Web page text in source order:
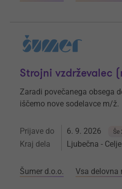
Strojni vzdrževalec
Zaradi povečanega obsega
iščemo nove sodelavce m/ž.
Prijave do 6. 9. 2026 Še
Kraj dela Ljubečna - Celje
Šumer d.o.o. Vsa delovna